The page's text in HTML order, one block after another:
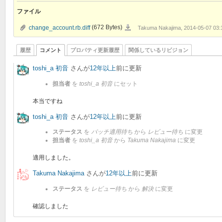
ファイル
change_account.rb.diff (672 Bytes) change_account.rb.diff
Takuma Nakajima, 2014-05-07
履歴 コメント プロパティ更新履歴 関係しているリビジョン
toshi_a 初音 さんが12年以上前に更新
担当者 を toshi_a 初音にセット
本当ですね
toshi_a 初音 さんが12年以上前に更新
ステータス を パッチ適用待ち から レビュー待ち に変更
担当者 を toshi_a 初音から Takuma Nakajima に変更
適用しました。
Takuma Nakajimaさんが12年以上前に更新
ステータス を レビュー待ち から 解決に変更
確認しました